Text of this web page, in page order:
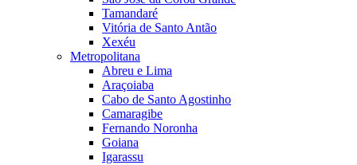
Tamandaré
Vitória de Santo Antão
Xexéu
Metropolitana
Abreu e Lima
Araçoiaba
Cabo de Santo Agostinho
Camaragibe
Fernando Noronha
Goiana
Igarassu